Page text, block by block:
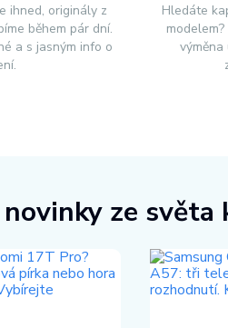
ihned, originály z
během pár dní.
a s jasným info o
Hledáte
ze